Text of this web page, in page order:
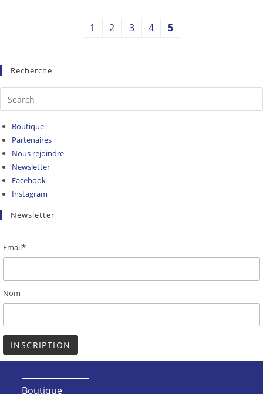
1 2 3 4 5
Recherche
Boutique
Partenaires
Nous rejoindre
Newsletter
Facebook
Instagram
Newsletter
Email*
Nom
Boutique